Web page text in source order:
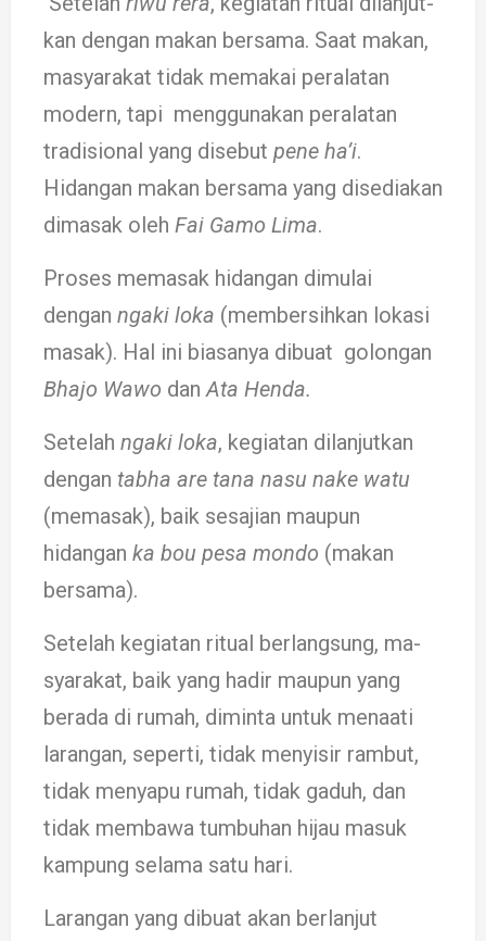
kan de­ngan makan bersama. Saat makan,
ma­sya­­­­rakat tidak memakai peralatan
modern, tapi menggu­na­­kan per­­alatan
tradi­sional yang disebut pene ha’i.
Hidangan makan bersama yang di­se­dia­kan
dimasak oleh Fai Gamo Lima.
Proses memasak hi­dang­an dimulai
dengan nga­ki loka (mem­bersih­kan lokasi
masak). Hal ini biasanya dibuat go­long­an
Bhajo Wawo danAta Henda.
Setelah nga­ki loka, kegiatan di­lan­jutkan
dengan tabha are tana nasu nake wa­tu
(me­­masak), baik se­saji­an maupun
hidangan ka bou pesa mondo (ma­­­kan
bersama).
Setelah kegiatan ritu­al ber­langsung, ma­
sya­rakat, ba­ik yang hadir maupun yang
berada di rumah, diminta untuk me­naati
larangan, seper­ti, tidak menyisir ram­but,
tidak menyapu ru­mah, tidak ga­duh, dan
tidak mem­bawa tum­buh­an hijau masuk
kam­pung selama satu hari.
Larangan yang dibuat akan berlanjut